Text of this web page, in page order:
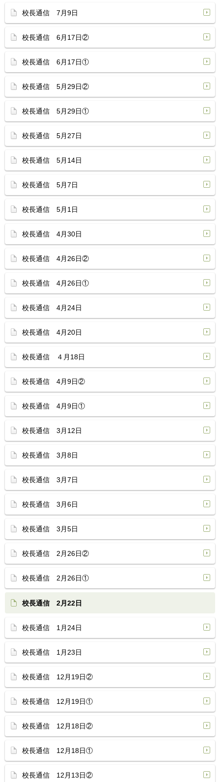
校長通信 7月9日
校長通信 6月17日②
校長通信 6月17日①
校長通信 5月29日②
校長通信 5月29日①
校長通信 5月27日
校長通信 5月14日
校長通信 5月7日
校長通信 5月1日
校長通信 4月30日
校長通信 4月26日②
校長通信 4月26日①
校長通信 4月24日
校長通信 4月20日
校長通信 ４月18日
校長通信 4月9日②
校長通信 4月9日①
校長通信 3月12日
校長通信 3月8日
校長通信 3月7日
校長通信 3月6日
校長通信 3月5日
校長通信 2月26日②
校長通信 2月26日①
校長通信 2月22日
校長通信 1月24日
校長通信 1月23日
校長通信 12月19日②
校長通信 12月19日①
校長通信 12月18日②
校長通信 12月18日①
校長通信 12月13日②